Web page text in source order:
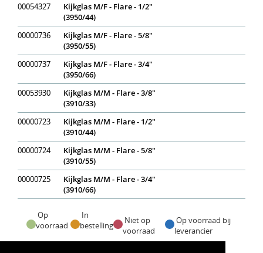
00054327
Kijkglas M/F - Flare - 1/2"
(3950/44)
00000736
Kijkglas M/F - Flare - 5/8"
(3950/55)
00000737
Kijkglas M/F - Flare - 3/4"
(3950/66)
00053930
Kijkglas M/M - Flare - 3/8"
(3910/33)
00000723
Kijkglas M/M - Flare - 1/2"
(3910/44)
00000724
Kijkglas M/M - Flare - 5/8"
(3910/55)
00000725
Kijkglas M/M - Flare - 3/4"
(3910/66)
Op
voorraad
In
bestelling
Niet op
voorraad
Op voorraad bij
leverancier